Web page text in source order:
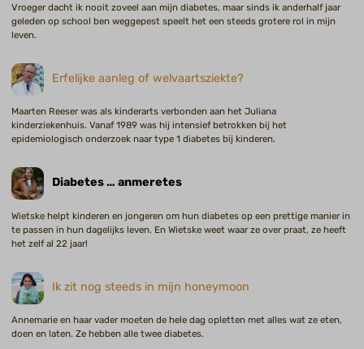
Vroeger dacht ik nooit zoveel aan mijn diabetes, maar sinds ik anderhalf jaar
geleden op school ben weggepest speelt het een steeds grotere rol in mijn
leven.
Erfelijke aanleg of welvaartsziekte?
Maarten Reeser was als kinderarts verbonden aan het Juliana
kinderziekenhuis. Vanaf 1989 was hij intensief betrokken bij het
epidemiologisch onderzoek naar type 1 diabetes bij kinderen.
Diabetes … anmeretes
Wietske helpt kinderen en jongeren om hun diabetes op een prettige manier in
te passen in hun dagelijks leven. En Wietske weet waar ze over praat, ze heeft
het zelf al 22 jaar!
Ik zit nog steeds in mijn honeymoon
Annemarie en haar vader moeten de hele dag opletten met alles wat ze eten,
doen en laten. Ze hebben alle twee diabetes.